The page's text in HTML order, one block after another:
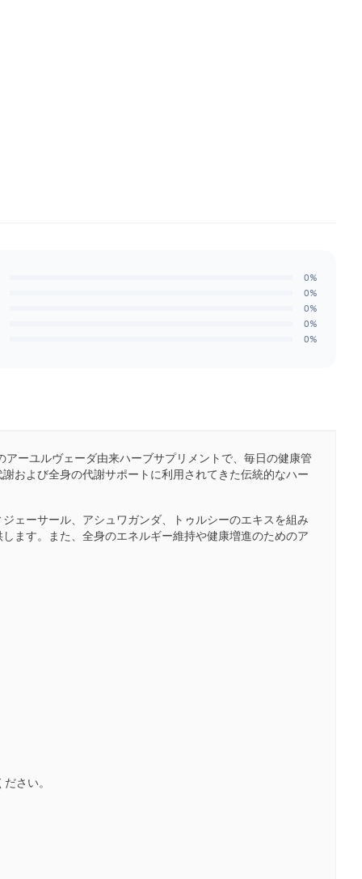
0%
0%
0%
0%
0%
ーユルヴェーダ由来ハーブサプリメントで、毎日の健康管
および全身の代謝サポートに利用されてきた伝統的なハー
ェーサール、アシュワガンダ、トゥルシーのエキスを組み
ます。また、全身のエネルギー維持や健康増進のためのア
さい。